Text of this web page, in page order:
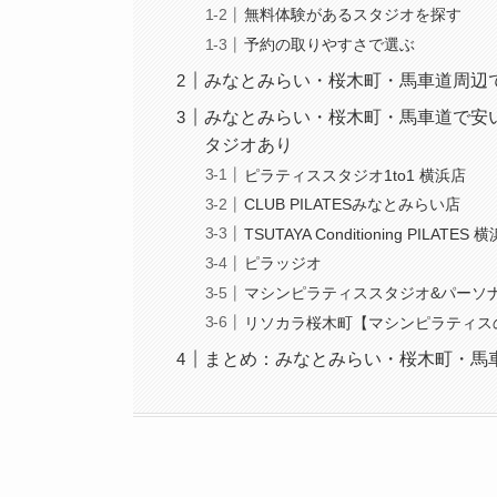
無料体験があるスタジオを探す
予約の取りやすさで選ぶ
みなとみらい・桜木町・馬車道周
みなとみらい・桜木町・馬車道で
タジオあり
ピラティススタジオ1to1 横浜店
CLUB PILATESみなとみらい店
TSUTAYA Conditioning PILATES 横
ピラッジオ
マシンピラティススタジオ&パーソ
リソカラ桜木町【マシンピラティ
まとめ：みなとみらい・桜木町・